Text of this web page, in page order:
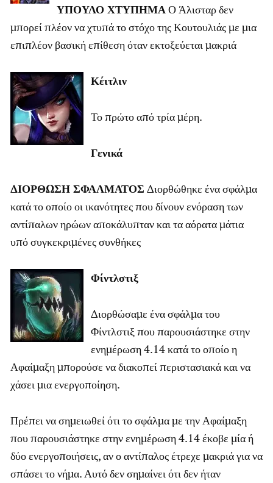
ΥΠΟΥΛΟ ΧΤΥΠΗΜΑΟ Άλισταρ δεν
μπορεί πλέον να χτυπά το στόχο της Κουτουλιάς με μια
επιπλέον βασική επίθεση όταν εκτοξεύεται μακριά
Κέιτλιν
Το πρώτο από τρία μέρη.
Γενικά
ΔΙΟΡΘΩΣΗ ΣΦΑΛΜΑΤΟΣ Διορθώθηκε ένα σφάλμα
κατά το οποίο οι ικανότητες που δίνουν ενόραση των
αντίπαλων ηρώων αποκάλυπταν και τα αόρατα μάτια
υπό συγκεκριμένες συνθήκες
Φίντλστιξ
Διορθώσαμε ένα σφάλμα του
Φίντλστιξ που παρουσιάστηκε στην
ενημέρωση 4.14 κατά το οποίο η
Αφαίμαξη μπορούσε να διακοπεί περιστασιακά και να
χάσει μια ενεργοποίηση.
Πρέπει να σημειωθεί ότι το σφάλμα με την Αφαίμαξη
που παρουσιάστηκε στην ενημέρωση 4.14 έκοβε μία ή
δύο ενεργοποιήσεις, αν ο αντίπαλος έτρεχε μακριά για να
σπάσει το νήμα. Αυτό δεν σημαίνει ότι δεν ήταν